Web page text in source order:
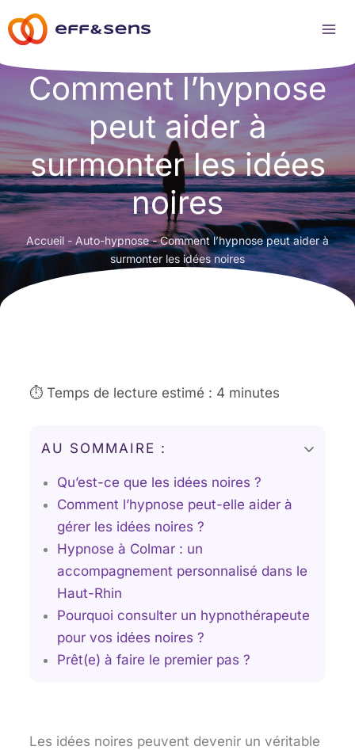
au
Comment l’hypnose
peut aider à
surmonter les idées
noires
Accueil - Auto-hypnose-Comment l’hypnose peut aider à
surmonter les idées noires
⏱️ Temps de lecture estimé : 4 minutes
AU SOMMAIRE :
Qu’est-ce que les idées noires ?
Comment l’hypnose peut-elle aider à
gérer les idées noires ?
Hypnose à Colmar : un
accompagnement personnalisé dans le
Haut-Rhin
Pourquoi consulter un hypnothérapeute
pour vos idées noires ?
Prêt(e) à faire le premier pas ?
Les idées noires peuvent devenir un véritable